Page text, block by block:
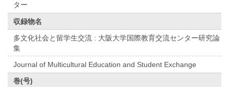
ター
収録物名
多文化社会と留学生交流 : 大阪大学国際教育交流センター研究論
集
Journal of Multicultural Education and Student Exchange
巻(号)